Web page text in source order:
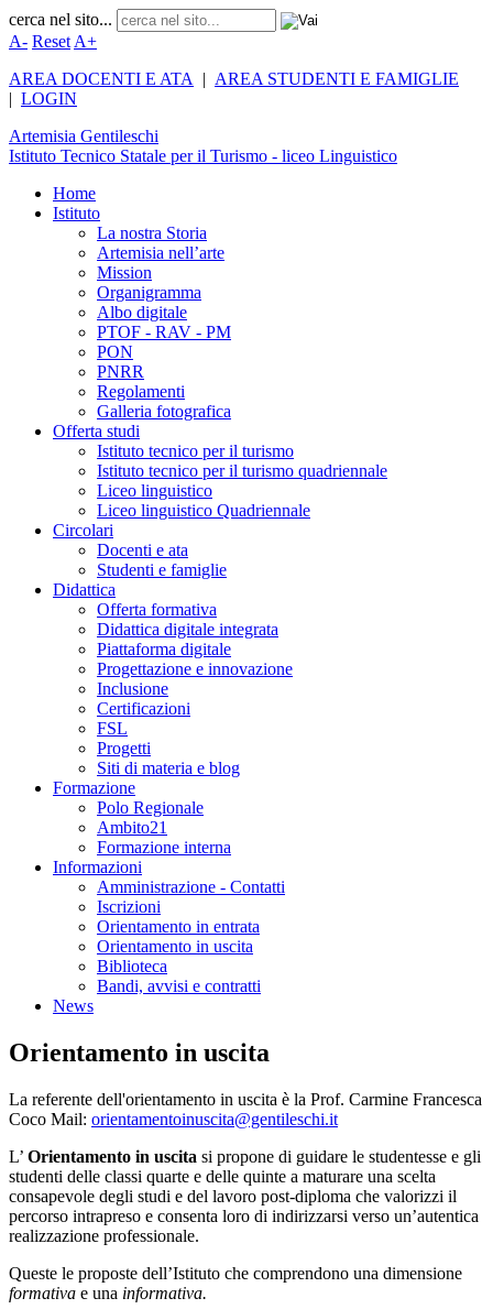
cerca nel sito...
A- Reset A+
AREA DOCENTI E ATA
| AREA STUDENTI E FAMIGLIE
| LOGIN
Artemisia Gentileschi
Istituto Tecnico Statale per il Turismo - liceo Linguistico
Home
Istituto
La nostra Storia
Artemisia nell’arte
Mission
Organigramma
Albo digitale
PTOF - RAV - PM
PON
PNRR
Regolamenti
Galleria fotografica
Offerta studi
Istituto tecnico per il turismo
Istituto tecnico per il turismo quadriennale
Liceo linguistico
Liceo linguistico Quadriennale
Circolari
Docenti e ata
Studenti e famiglie
Didattica
Offerta formativa
Didattica digitale integrata
Piattaforma digitale
Progettazione e innovazione
Inclusione
Certificazioni
FSL
Progetti
Siti di materia e blog
Formazione
Polo Regionale
Ambito21
Formazione interna
Informazioni
Amministrazione - Contatti
Iscrizioni
Orientamento in entrata
Orientamento in uscita
Biblioteca
Bandi, avvisi e contratti
News
Orientamento in uscita
La referente dell'orientamento in uscita è la Prof. Carmine Francesca
Coco Mail: orientamentoinuscita@gentileschi.it
L’ Orientamento in uscita si propone di guidare le studentesse e gli
studenti delle classi quarte e delle quinte a maturare una scelta
consapevole degli studi e del lavoro post-diploma che valorizzi il
percorso intrapreso e consenta loro di indirizzarsi verso un’autentica
realizzazione professionale.
Queste le proposte dell’Istituto che comprendono una dimensione
formativa e una informativa.